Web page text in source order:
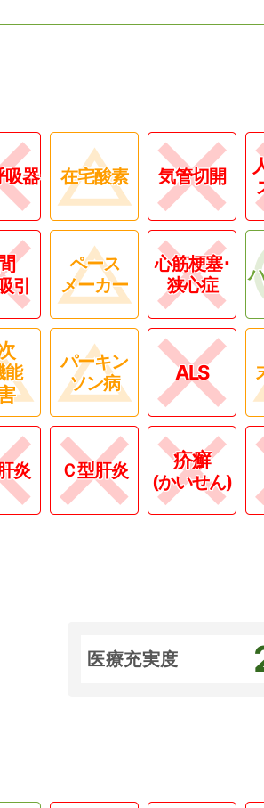
吸器 在宅酸素 気管切開
引
ペース
メーカー
心筋梗塞･
狭心症
能
パーキン
ソン病
ALS
炎 Ｃ型肝炎 疥癬
(かいせん)
医療充実度